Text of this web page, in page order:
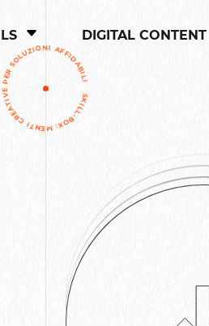
DIGITAL CONTENT
SKILL-BOX: MENTI CREATIVE PER SOLUZIONI AFFIDABILI